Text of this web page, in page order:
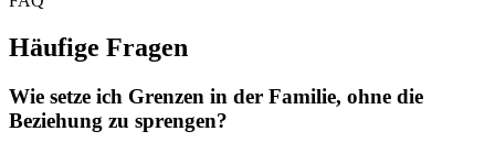
Häufige Fragen
Wie setze ich Grenzen in der Familie, ohne die
Beziehung zu sprengen?